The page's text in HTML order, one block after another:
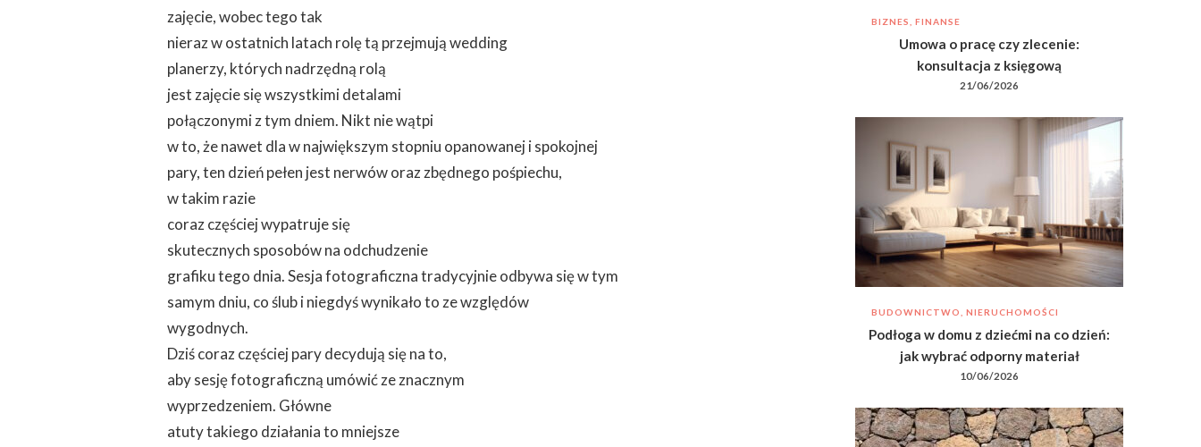
zajęcie, wobec tego tak
nieraz w ostatnich latach rolę tą przejmują wedding
planerzy, których nadrzędną rolą
jest zajęcie się wszystkimi detalami
połączonymi z tym dniem. Nikt nie wątpi
w to, że nawet dla w największym stopniu opanowanej i spokojnej
pary, ten dzień pełen jest nerwów oraz zbędnego pośpiechu,
w takim razie
coraz częściej wypatruje się
skutecznych sposobów na odchudzenie
grafiku tego dnia. Sesja fotograficzna tradycyjnie odbywa się w tym
samym dniu, co ślub i niegdyś wynikało to ze względów
wygodnych.
Dziś coraz częściej pary decydują się na to,
aby sesję fotograficzną umówić ze znacznym
wyprzedzeniem. Główne
atuty takiego działania to mniejsze
BIZNES, FINANSE
Umowa o pracę czy zlecenie:
konsultacja z księgową
21/06/2026
BUDOWNICTWO, NIERUCHOMOŚCI
Podłoga w domu z dziećmi na co dzień:
jak wybrać odporny materiał
10/06/2026